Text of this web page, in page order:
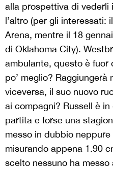
alla prospettiva di vederli
l’altro (per gli interessati:
Arena, mentre il 18
di Oklahoma City).
ambulante, questo è fuor
po’ meglio? Raggiungerà
viceversa, il suo nuovo
ai compagni? Russell è
partita e forse una
messo in dubbio
misurando appena 1.90
scelto nessuno ha